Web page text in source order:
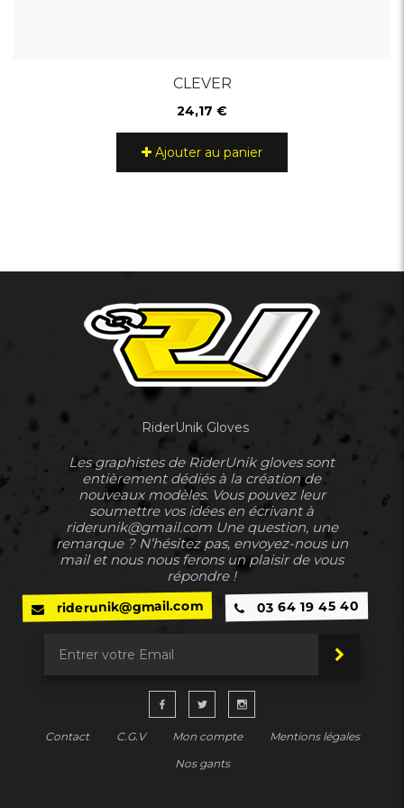
CLEVER
24,17 €
Ajouter au panier
RiderUnik Gloves
Les graphistes de RiderUnik gloves sont
entièrement dédiés à la création de
nouveaux modèles. Vous pouvez leur
soumettre vos idées en écrivant à
riderunik@gmail.com Une question, une
remarque ? N’hésitez pas, envoyez-nous un
mail et nous nous ferons un plaisir de vous
répondre !
riderunik@gmail.com 03 64 19 45 40
Contact C.G.V Mon compte
Mentions légales
Nos gants